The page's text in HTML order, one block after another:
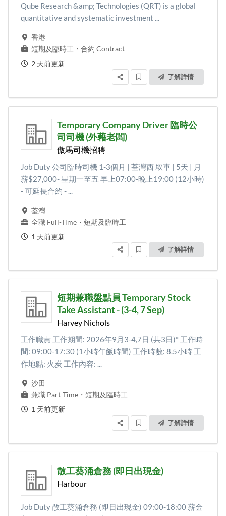
Qube Research &amp; Technologies (QRT) is a global
quantitative and systematic investment ...
香港
短期及臨時工 ・ 合約 Contract
2 天前更新
了解詳情
Temporary Company Driver 臨時公
司司機 (外藉老闆)
傲馬司機招聘
Job Duty 公司臨時司機 1-3個月 | 荃灣西 取車 | 5天 | 月
薪$27,000- 星期一至五 早上07:00-晚上19:00 (12小時)
- 可延長合約 - ...
荃灣
全職 Full-Time・ 短期及臨時工
1 天前更新
了解詳情
短期兼職盤點員 Temporary Stock
Take Assistant - (3-4, 7 Sep)
Harvey Nichols
工作職責 工作期間: 2026年9月3-4,7日 (共3日)* 工作時
間: 09:00-17:30 (1小時午飯時間) 工作時數: 8.5小時 工
作地點: 火炭 工作內容: ...
沙田
兼職 Part-Time・ 短期及臨時工
1 天前更新
了解詳情
散工葵涌倉務 (即日出現金)
Harbour
Job Duty 散工葵涌倉務 (即日出現金) 09:00-18:00 薪金